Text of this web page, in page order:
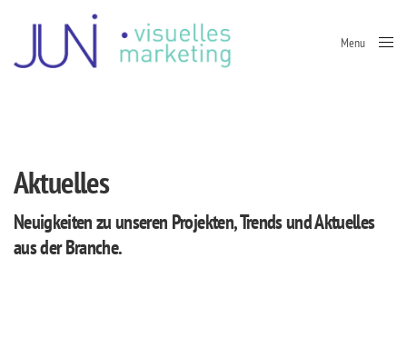
Menu
Aktuelles
Neuigkeiten zu unseren Projekten, Trends und Aktuelles
aus der Branche.